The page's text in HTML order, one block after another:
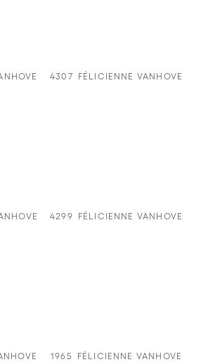
4307 FÉLICIENNE VANHOVE
4299 FÉLICIENNE VANHOVE
1965 FÉLICIENNE VANHOVE